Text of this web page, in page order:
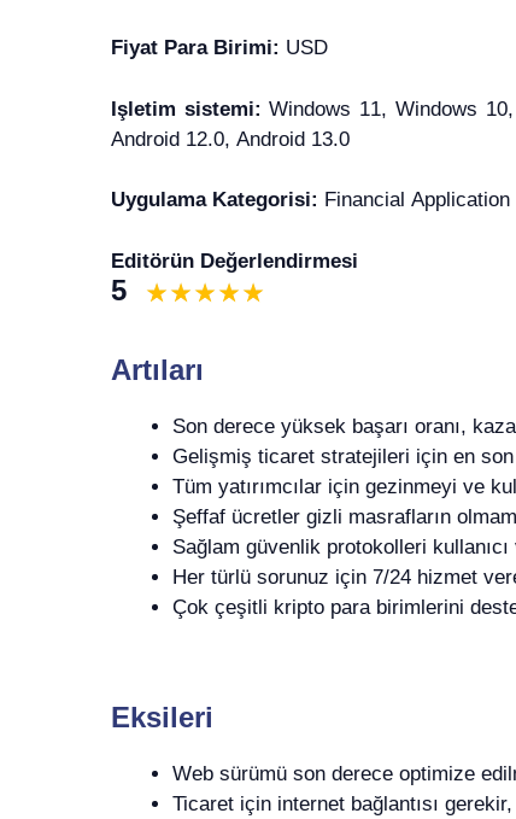
Fiyat Para Birimi: USD
Işletim sistemi: Windows 11, Windows
Android 12.0, Android 13.0
Uygulama Kategorisi: Financial Application
Editörün Değerlendirmesi
5
Artıları
Son derece yüksek başarı oranı,
Gelişmiş ticaret stratejileri için en
Tüm yatırımcılar için gezinmeyi ve
Şeffaf ücretler gizli masrafların
Sağlam güvenlik protokolleri
Her türlü sorunuz için 7/24 hizmet
Çok çeşitli kripto para birimlerini
Eksileri
Web sürümü son derece optimize
Ticaret için internet bağlantısı